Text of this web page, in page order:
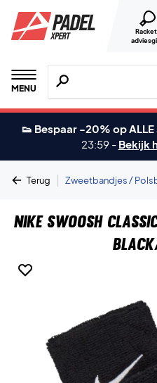
MENU
Zoeken naar
👟 Bespaar -20% op
23:59 - Bekijk
Terug | Zweetbandjes /
Nike Swoosh